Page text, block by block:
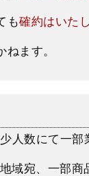
も確約はいた
ます。
人数にて一部
域宛、一部商